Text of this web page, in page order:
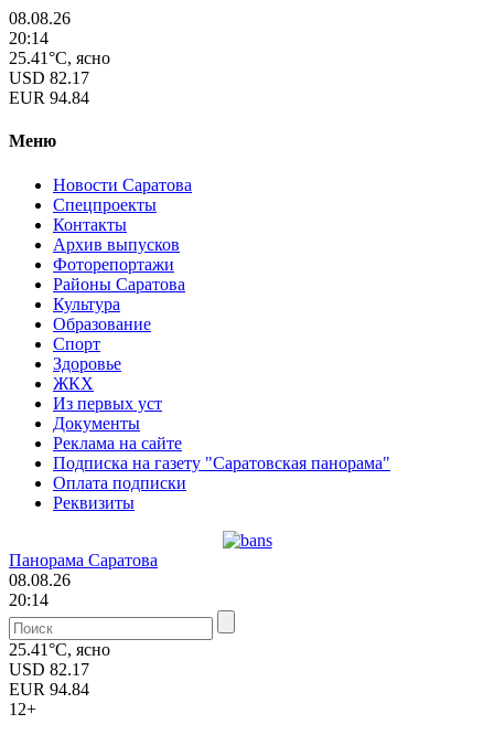
08.08.26
20:14
25.41°C, ясно
USD 82.17
EUR 94.84
Меню
Новости Саратова
Спецпроекты
Контакты
Архив выпусков
Фоторепортажи
Районы Саратова
Культура
Образование
Спорт
Здоровье
ЖКХ
Из пеpвых уст
Документы
Реклама на сайте
Подписка на газету "Саратовская панорама"
Оплата подписки
Реквизиты
Панорама Саратова
08.08.26
20:14
25.41°C, ясно
USD 82.17
EUR 94.84
12+